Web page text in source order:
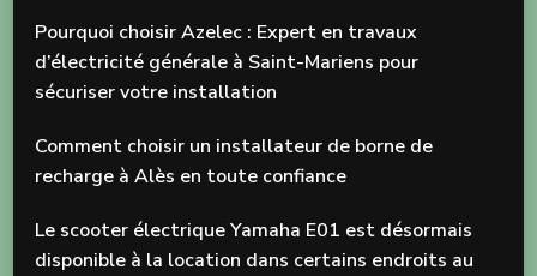
Pourquoi choisir Azelec : Expert en travaux
d’électricité générale à Saint-Mariens pour
sécuriser votre installation
Comment choisir un installateur de borne de
recharge à Alès en toute confiance
Le scooter électrique Yamaha E01 est désormais
disponible à la location dans certains endroits au